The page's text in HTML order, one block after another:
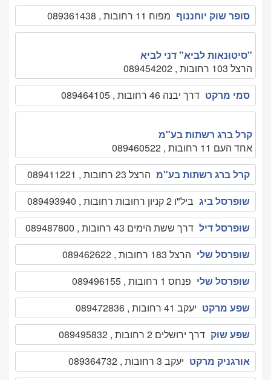
סופר שוק יוחננוף מפוח 11 רחובות , 089361438
"סיטונאות לביא" דני לביא
הרצל 103 רחובות , 089454202
סמי מרקט דרך יבנה 46 רחובות , 089464105
קרל ברג רשתות בע"מ
אחד העם 11 רחובות , 089460522
קרל ברג רשתות בע"מ הרצל 23 רחובות , 089411221
שופרסל ביג ביל"ו 2 קניון רחובות רחובות , 089493940
שופרסל דיל דרך ששת הימים 43 רחובות , 089487800
שופרסל שלי הרצל 183 רחובות , 089462622
שופרסל שלי פנחס 1 רחובות , 089496155
שפע מרקט יעקב 41 רחובות , 089472836
שפע שוק דרך ירושלים 2 רחובות , 089495832
אורגניק מרקט יעקב 3 רחובות , 089364732